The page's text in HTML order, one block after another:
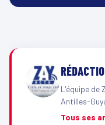
L'équipe de
Antilles-
Tous ses